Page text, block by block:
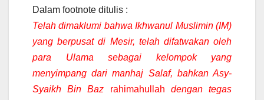
Dalam footnote ditulis :
Telah dimaklumi bahwa Ikhwanul Muslimin (IM)
yang berpusat di Mesir, telah difatwakan oleh
para Ulama sebagai kelompok yang
menyimpang dari manhaj Salaf, bahkan Asy-
Syaikh Bin Baz rahimahullah dengan tegas